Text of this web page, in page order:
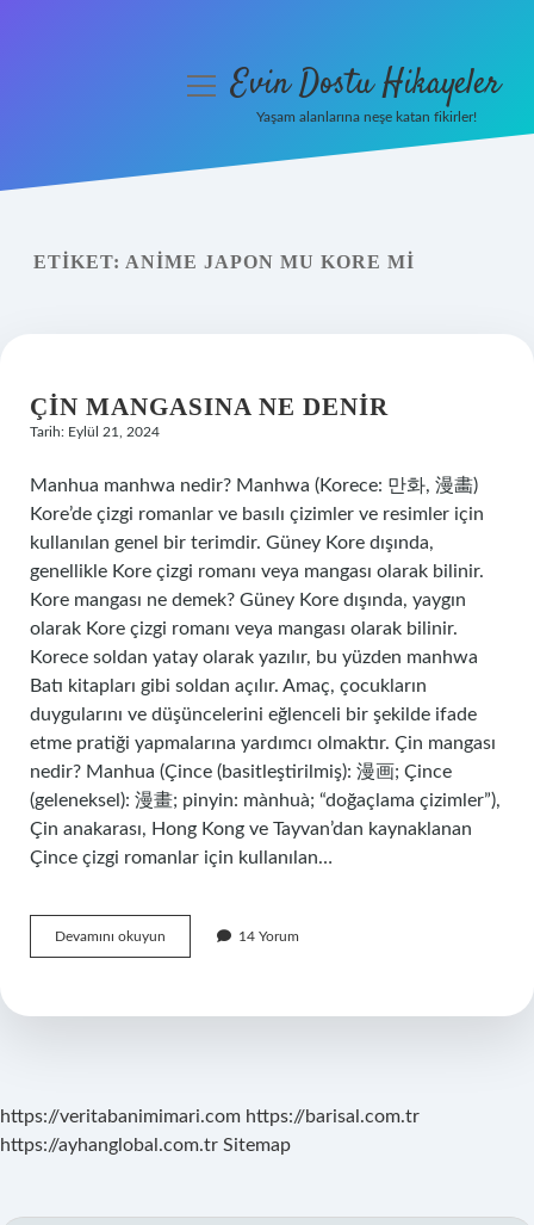
Yasal Uyarı
menüyüEvin Dostu Hikayeler
Yaşam alanlarına neşe katan fikirler!
ETIKET: ANIME JAPON MU KORE MI
ÇIN MANGASINA NE DENIR
Tarih: Eylül 21, 2024
Manhua manhwa nedir? Manhwa (Korece: 만화, 漫畵)
Kore’de çizgi romanlar ve basılı çizimler ve resimler için
kullanılan genel bir terimdir. Güney Kore dışında,
genellikle Kore çizgi romanı veya mangası olarak bilinir.
Kore mangası ne demek? Güney Kore dışında, yaygın
olarak Kore çizgi romanı veya mangası olarak bilinir.
Korece soldan yatay olarak yazılır, bu yüzden manhwa
Batı kitapları gibi soldan açılır. Amaç, çocukların
duygularını ve düşüncelerini eğlenceli bir şekilde ifade
etme pratiği yapmalarına yardımcı olmaktır. Çin mangası
nedir? Manhua (Çince (basitleştirilmiş): 漫画; Çince
(geleneksel): 漫畫; pinyin: mànhuà; “doğaçlama çizimler”),
Çin anakarası, Hong Kong ve Tayvan’dan kaynaklanan
Çince çizgi romanlar için kullanılan…
Devamını okuyun
Mangasına
14 Yorum
https://veritabanimimari.com https://barisal.com.tr
https://ayhanglobal.com.tr Sitemap